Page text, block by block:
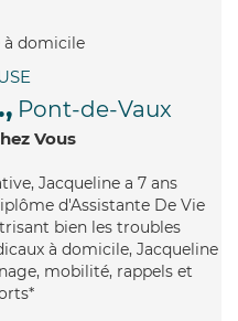
Pont-de-Vaux
Vous
Jacqueline a 7 ans
d'Assistante De Vie
bien les troubles
à domicile, Jacqueline
mobilité, rappels et